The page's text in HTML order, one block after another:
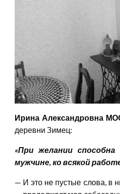
Ирина Александровна
деревни Зимец:
«При желанииспособна
мужчине, ко всякой
— И это не пустые слова, в